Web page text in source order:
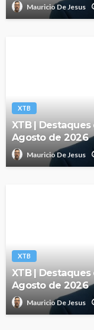
Mauricio De Jesus
XTB
XTB |
Agosto de 2026
Mauricio De Jesus
XTB
XTB |
Agosto de 2026
Mauricio De Jesus